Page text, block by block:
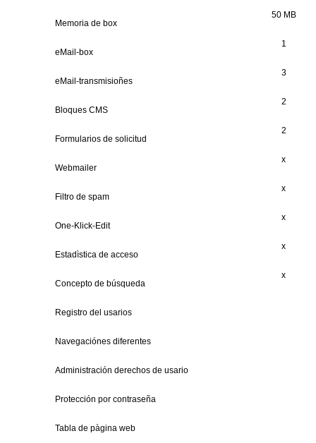
Memoria de box
50 MB
eMail-box
1
eMail-transmisioñes
3
Bloques CMS
2
Formularios de solicitud
2
Webmailer
x
Filtro de spam
x
One-Klick-Edit
x
Estadìstica de acceso
x
Concepto de búsqueda
x
Registro del usarios
Navegaciónes diferentes
Administración derechos de usario
Protección por contraseña
Tabla de pàgina web